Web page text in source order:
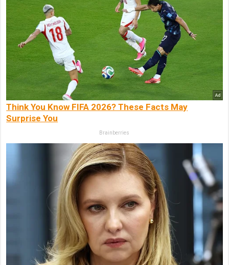
Think You Know FIFA 2026? These Facts May
Surprise You
Brainberries